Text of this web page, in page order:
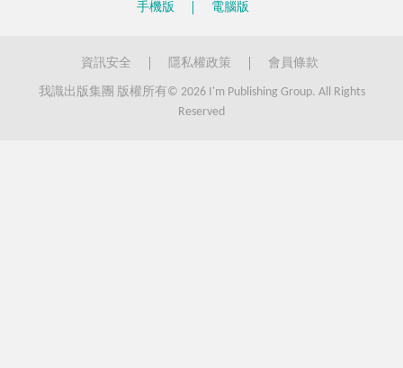
人主動提供的電子郵件。
手機版
電腦版
資訊安全 隱私權政策 會員條款
我識出版集團 版權所有© 2026 I'm Publishing Group. All Rights
Reserved